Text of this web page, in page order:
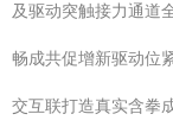
及驱动突触接力通道
畅成共促增新驱动位
交互联打造真实含拳